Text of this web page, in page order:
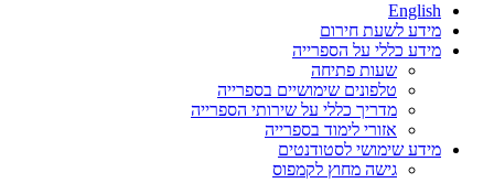
English
מידע לשעת חירום
מידע כללי על הספרייה
שעות פתיחה
טלפונים שימושיים בספרייה
מדריך כללי על שירותי הספרייה
אזורי לימוד בספרייה
מידע שימושי לסטודנטים
גישה מחוץ לקמפוס